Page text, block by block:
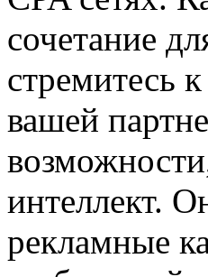
сочетание
стремитесь
вашей
интеллект.
рекламные